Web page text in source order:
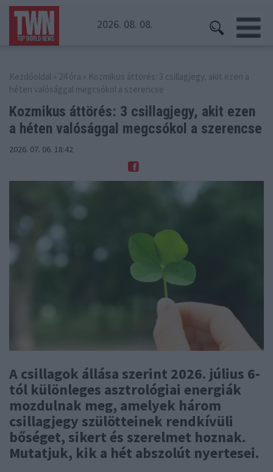
2026. 08. 08.
Kezdőoldal » 24 óra » Kozmikus áttörés: 3 csillagjegy, akit ezen a
héten valósággal megcsókol a szerencse
Kozmikus áttörés: 3 csillagjegy, akit ezen
a héten valósággal megcsókol a szerencse
2026. 07. 06. 18:42
A csillagok állása szerint 2026. július 6-
tól különleges asztrológiai energiák
mozdulnak meg, amelyek három
csillagjegy szülötteinek rendkívüli
bőséget, sikert és szerelmet hoznak.
Mutatjuk, kik a hét abszolút nyertesei.